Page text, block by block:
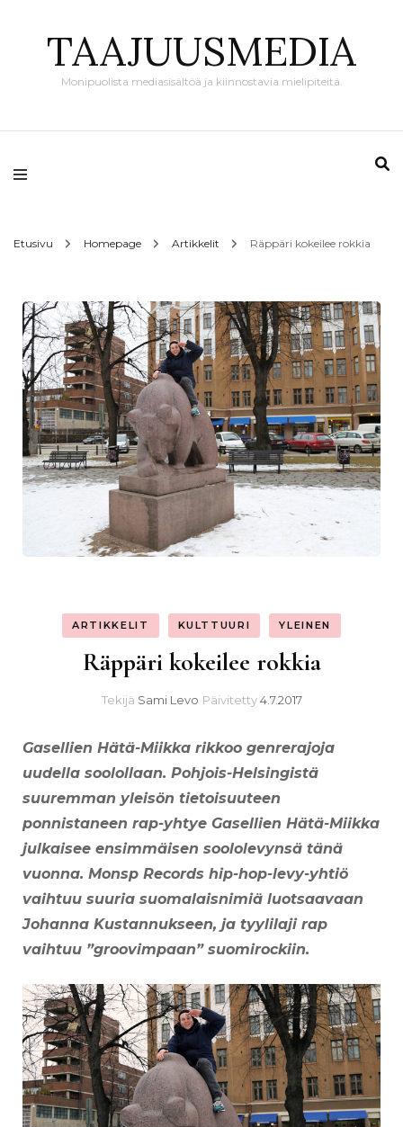
TAAJUUSMEDIA
Monipuolista mediasisältöä ja kiinnostavia mielipiteitä.
Etusivu Homepage Artikkelit Räppäri kokeilee rokkia
ARTIKKELIT KULTTUURI YLEINEN
Räppäri kokeilee rokkia
Tekijä Sami Levo Päivitetty4.7.2017
Gasellien Hätä-Miikka rikkoo genrerajoja
uudella soolollaan. Pohjois-Helsingistä
suuremman yleisön tietoisuuteen
ponnistaneen rap-yhtye Gasellien Hätä-Miikka
julkaisee ensimmäisen soololevynsä tänä
vuonna. Monsp Records hip-hop-levy-yhtiö
vaihtuu suuria suomalaisnimiä luotsaavaan
Johanna Kustannukseen, ja tyylilaji rap
vaihtuu ”groovimpaan” suomirockiin.